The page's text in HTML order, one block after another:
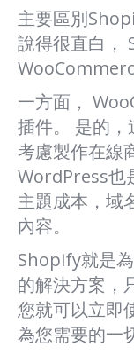
主要區別
說得很直白，
一方面，
插件。 是的
考慮製作在線
WordPress也
主題成本，域
內容。
Shopify就是
的解決方案，
您就可以立即
為您需要的一